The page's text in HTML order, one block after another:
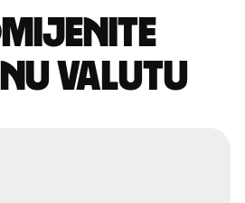
valutu